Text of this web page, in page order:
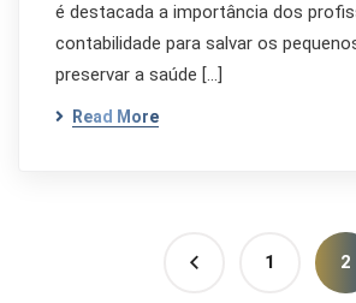
é destacada a importância dos
contabilidade para salvar os
preservar a saúde […]
Read More
1 2